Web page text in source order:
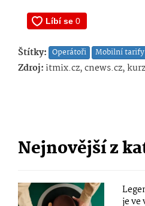
Štítky: Operátoři Mobilní tarify
Zdroj: itmix.cz, cnews.cz,
Nejnovější z
je ve